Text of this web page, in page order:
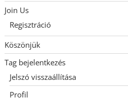
Join Us
Regisztráció
Köszönjük
Tag bejelentkezés
Jelszó visszaállítása
Profil